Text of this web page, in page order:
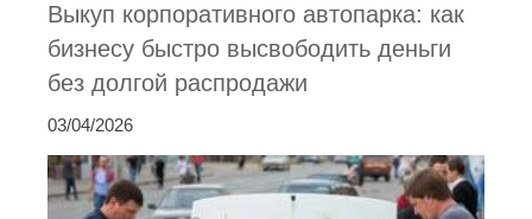
Выкуп корпоративного автопарка: как
бизнесу быстро высвободить деньги
без долгой распродажи
03/04/2026